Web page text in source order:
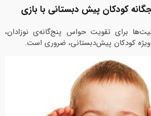
کودکان پیش‌ دبستانی با بازی
برای تقویت حواس پنج‌گانه‌ی نوزادان،
کودکان پیش‌دبستانی، ضروری است.